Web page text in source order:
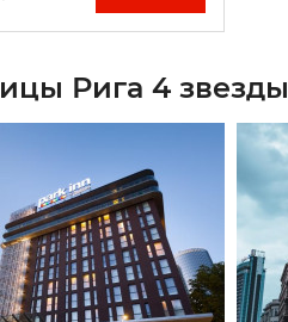
Рига 4 звезды